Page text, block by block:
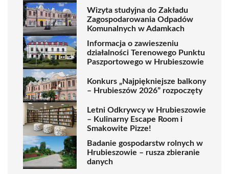
Wizyta studyjna do Zakładu
Zagospodarowania Odpadów
Komunalnych w Adamkach
Informacja o zawieszeniu
działalności Terenowego Punktu
Paszportowego w Hrubieszowie
Konkurs „Najpiękniejsze balkony
– Hrubieszów 2026” rozpoczęty
Letni Odkrywcy w Hrubieszowie
– Kulinarny Escape Room i
Smakowite Pizze!
Badanie gospodarstw rolnych w
Hrubieszowie – rusza zbieranie
danych